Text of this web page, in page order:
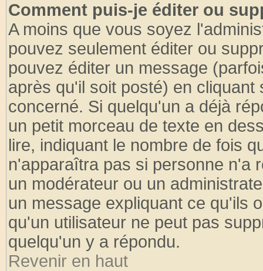
Comment puis-je éditer ou
A moins que vous soyez
pouvez seulement éditer ou
pouvez éditer un message
après qu'il soit posté) en
concerné. Si quelqu'un a déjà
un petit morceau de texte en
lire, indiquant le nombre de fois
n'apparaîtra pas si personne n'a
un modérateur ou un
un message expliquant ce qu'ils
qu'un utilisateur ne peut pas
quelqu'un y a répondu.
Revenir en haut